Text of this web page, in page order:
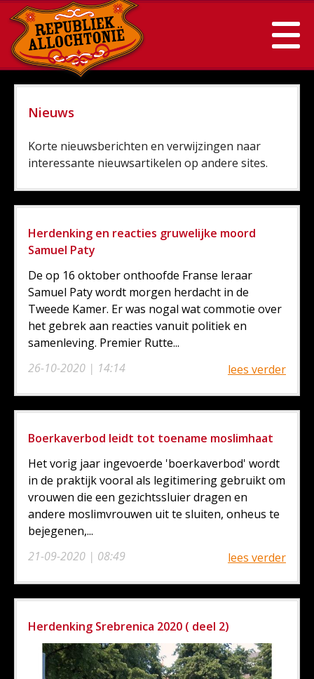
Nieuws
Korte nieuwsberichten en verwijzingen naar
interessante nieuwsartikelen op andere sites.
Herdenking en reacties gruwelijke moord
Samuel Paty
26-10-2020 | 14:14
De op 16 oktober onthoofde Franse leraar
Samuel Paty wordt morgen herdacht in de
Tweede Kamer. Er was nogal wat commotie over
het gebrek aan reacties vanuit politiek en
samenleving. Premier Rutte...
lees verder
Boerkaverbod leidt tot toename moslimhaat
21-09-2020 | 08:49
Het vorig jaar ingevoerde 'boerkaverbod' wordt
in de praktijk vooral als legitimering gebruikt om
vrouwen die een gezichtssluier dragen en
andere moslimvrouwen uit te sluiten, onheus te
bejegenen,...
lees verder
Herdenking Srebrenica 2020 ( deel 2)